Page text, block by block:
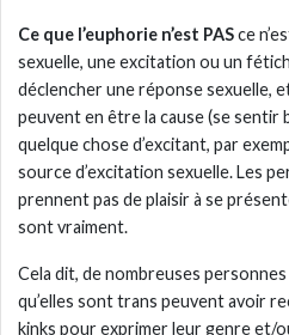
Ce que l’euphorie n’est PASce
sexuelle, une excitation ou un
déclencher une réponse sexuelle,
peuvent en être la cause (se sentir
quelque chose d’excitant, par
source d’excitation sexuelle. Les
prennent pas de plaisir à se
sont vraiment.
Cela dit, de nombreuses
qu’elles sont trans peuvent avoir
kinks pour exprimer leur genre et/